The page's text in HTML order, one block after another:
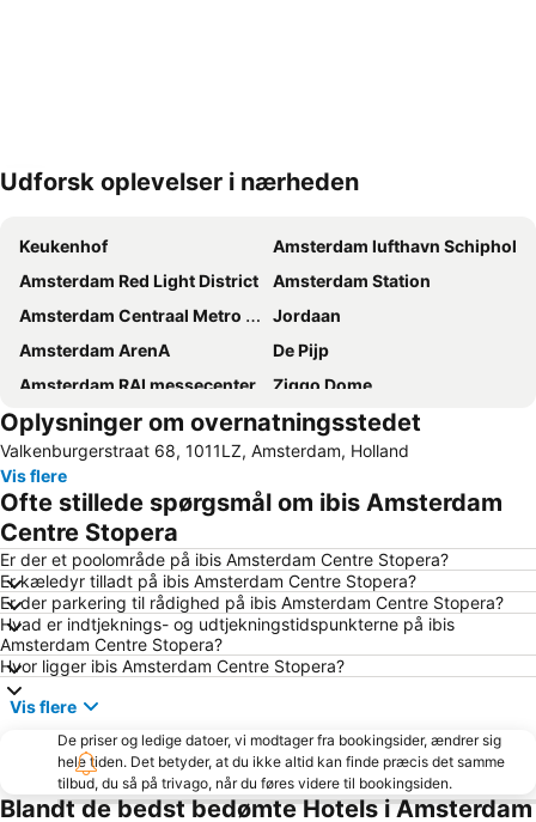
Udvid kort
Udforsk oplevelser i nærheden
Keukenhof
Amsterdam lufthavn Schiphol
Amsterdam Red Light District
Amsterdam Station
Amsterdam Centraal Metro Station
Jordaan
Amsterdam ArenA
De Pijp
Amsterdam RAI messecenter
Ziggo Dome
Olympic Stadium Amsterdam
Oud-Zuid
Anne Frank Museum
Dam Square
Noord
Van Gogh Museum
Amstel Metro Station
Schiphol Lufthavn
Sloterdijk
Centrumeiland
Rijksmuseum
De Wallen
Binnenstad
Circuit Park Zandvoort
Utrecht Centraal Station
Rembrandtplein
Bijlmer ArenA Metro Station
Zandvoort Beach
Amsterdam Blomstermarked
Vondelpark
Lastage
De 9 gader (De 9 Straatjes)
Oplysninger om overnatningsstedet
Valkenburgerstraat 68, 1011LZ, Amsterdam, Holland
Vis flere
Ofte stillede spørgsmål om ibis Amsterdam
Centre Stopera
Er der et poolområde på ibis Amsterdam Centre Stopera?
Er kæledyr tilladt på ibis Amsterdam Centre Stopera?
Er der parkering til rådighed på ibis Amsterdam Centre Stopera?
Hvad er indtjeknings- og udtjekningstidspunkterne på ibis
Amsterdam Centre Stopera?
Hvor ligger ibis Amsterdam Centre Stopera?
Vis flere
De priser og ledige datoer, vi modtager fra bookingsider, ændrer sig
hele tiden. Det betyder, at du ikke altid kan finde præcis det samme
tilbud, du så på trivago, når du føres videre til bookingsiden.
Blandt de bedst bedømte Hotels i Amsterdam